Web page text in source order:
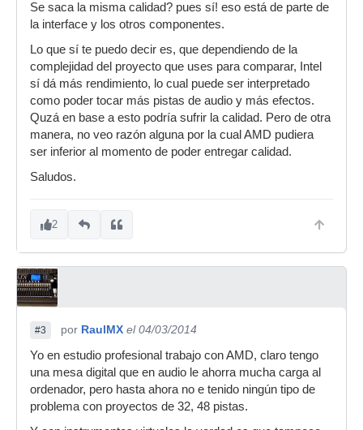
Se saca la misma calidad? pues sí! eso está de parte de
la interface y los otros componentes.
Lo que sí te puedo decir es, que dependiendo de la
complejidad del proyecto que uses para comparar, Intel
sí dá más rendimiento, lo cual puede ser interpretado
como poder tocar más pistas de audio y más efectos.
Quzá en base a esto podría sufrir la calidad. Pero de otra
manera, no veo razón alguna por la cual AMD pudiera
ser inferior al momento de poder entregar calidad.
Saludos.
2
#3 por RaulMX el 04/03/2014
Yo en estudio profesional trabajo con AMD, claro tengo
una mesa digital que en audio le ahorra mucha carga al
ordenador, pero hasta ahora no e tenido ningún tipo de
problema con proyectos de 32, 48 pistas.